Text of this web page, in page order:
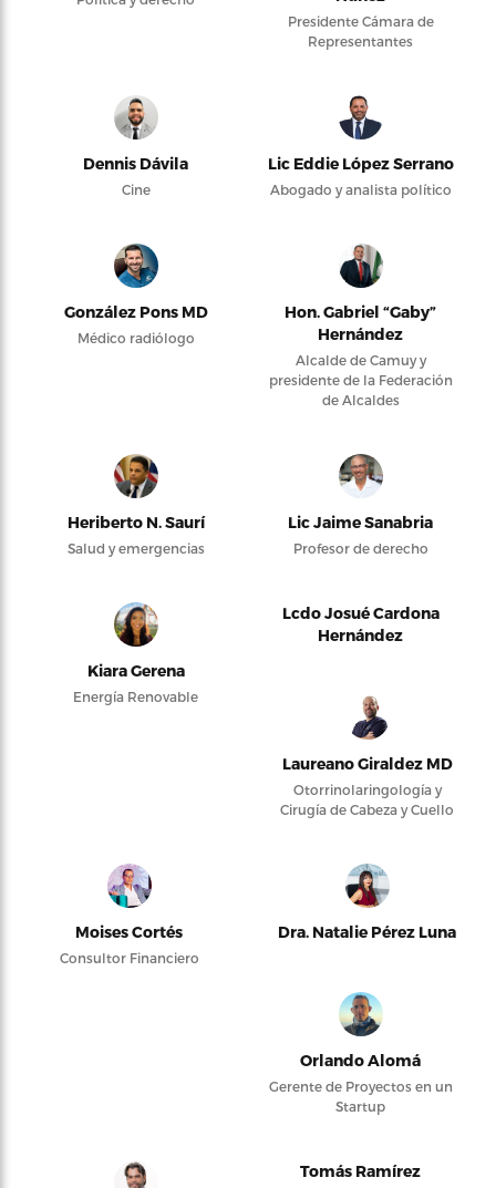
Presidente Cámara de
Representantes
Dennis Dávila
Cine
Lic Eddie López Serrano
Abogado y analista político
González Pons MD
Médico radiólogo
Hon. Gabriel “Gaby”
Hernández
Alcalde de Camuy y
presidente de la Federación
de Alcaldes
Heriberto N. Saurí
Salud y emergencias
Lic Jaime Sanabria
Profesor de derecho
Kiara Gerena
Energía Renovable
Lcdo Josué Cardona
Hernández
Laureano Giraldez MD
Otorrinolaringología y
Cirugía de Cabeza y Cuello
Moises Cortés
Consultor Financiero
Dra. Natalie Pérez Luna
Orlando Alomá
Gerente de Proyectos en un
Startup
Tomás Ramírez